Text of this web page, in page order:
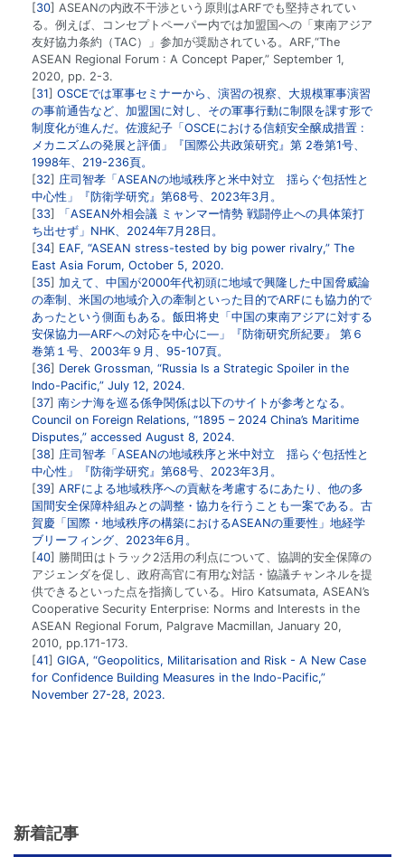
30 ASEANの内政不干渉という原則はARFでも堅持されてい
る。例えば、コンセプトペーパー内では加盟国への「東南アジア
友好協力条約（TAC）」参加が奨励されている。ARF,“The
ASEAN Regional Forum : A Concept Paper,” September 1,
2020, pp. 2-3.
31
OSCEでは軍事セミナーから、演習の視察、大規模軍事演習
の事前通告など、加盟国に対し、その軍事行動に制限を課す形で
制度化が進んだ。佐渡紀子「 OSCEにおける信頼安全醸成措置 :
メカニズムの発展と評価 」『国際公共政策研究』第 2巻第1号、
1998年、219-236頁。
32
庄司智孝「 ASEANの地域秩序と米中対立 揺らぐ包括性と
中心性 」『防衛学研究』第68号、2023年3月。
33
「 ASEAN外相会議 ミャンマー情勢 戦闘停止への具体策打
ち出せず 」NHK、2024年7月28日。
34
EAF, “ASEAN stress-tested by big power rivalry,” The
East Asia Forum, October 5, 2020.
35
加えて、中国が2000年代初頭に地域で興隆した中国脅威論
の牽制、米国の地域介入の牽制といった目的でARFにも協力的で
あったという側面もある。飯田将史「中国の東南アジアに対する
安保協力―ARFへの対応を中心に―」『防衛研究所紀要』 第６
巻第１号、2003年９月、95-107頁。
36
Derek Grossman, “Russia Is a Strategic Spoiler in the
Indo-Pacific,” July 12, 2024.
37 南シナ海を巡る係争関係は以下のサイトが参考となる。
Council on Foreign Relations, “1895 – 2024 China’s Maritime
Disputes,” accessed August 8, 2024.
38
庄司智孝「ASEANの地域秩序と米中対立 揺らぐ包括性と
中心性」『防衛学研究』第68号、2023年3月。
39 ARFによる地域秩序への貢献を考慮するにあたり、他の多
国間安全保障枠組みとの調整・協力を行うことも一案である。古
賀慶「国際・地域秩序の構築におけるASEANの重要性」地経学
ブリーフィング、2023年6月。
40
勝間田はトラック2活用の利点について、協調的安全保障の
アジェンダを促し、政府高官に有用な対話・協議チャンネルを提
供できるといった点を指摘している。Hiro Katsumata, ASEAN’s
Cooperative Security Enterprise: Norms and Interests in the
ASEAN Regional Forum, Palgrave Macmillan, January 20,
2010, pp.171-173.
41
GIGA, “Geopolitics, Militarisation and Risk - A New Case
for Confidence Building Measures in the Indo-Pacific,”
November 27-28, 2023.
新着記事